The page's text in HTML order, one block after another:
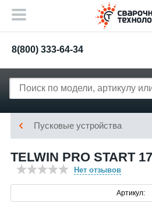
8(800) 333-64-34
Пусковые устройства
TELWIN PRO START
Нет отзывов
Артикул: